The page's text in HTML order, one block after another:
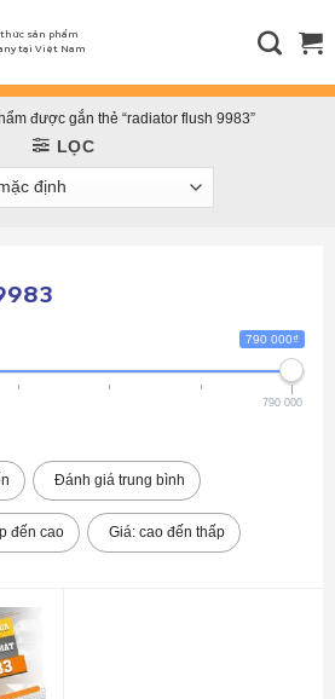
sản phẩm
tại Việt Nam
được gắn thẻ “radiator flush 9983”
LỌC
790 000₫
790 000
Đánh giá trung bình
đến cao Giá: cao đến thấp